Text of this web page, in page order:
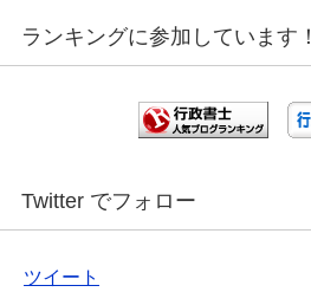
ランキングに参加しています！
Twitter でフォロー
ツイート